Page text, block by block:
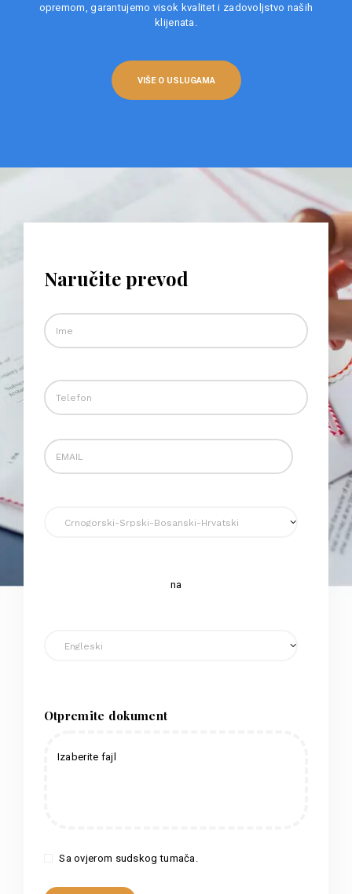
opremom, garantujemo visok kvalitet i zadovoljstvo naših
klijenata.
VIŠE O USLUGAMA
Naručite prevod
na
Otpremite dokument
Izaberite fajl
Sa ovjerom sudskog tumača.